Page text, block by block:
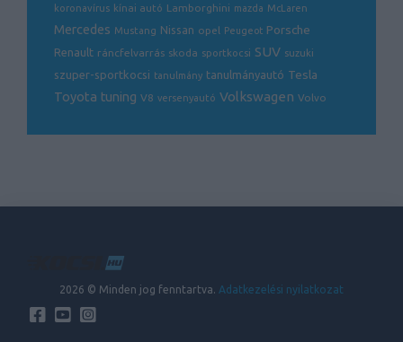
koronavírus kínai autó Lamborghini mazda McLaren
Mercedes Mustang Nissan opel Peugeot Porsche
Renault ráncfelvarrás skoda sportkocsi SUV suzuki
szuper-sportkocsi tanulmány tanulmányautó Tesla
Toyota tuning V8 versenyautó Volkswagen Volvo
2026 © Minden jog fenntartva. Adatkezelési nyilatkozat